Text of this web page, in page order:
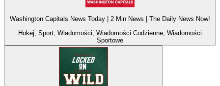
Washington Capitals News Today | 2 Min News | The Daily News Now!
Hokej, Sport, Wiadomości, Wiadomości Codzienne, Wiadomości
Sportowe